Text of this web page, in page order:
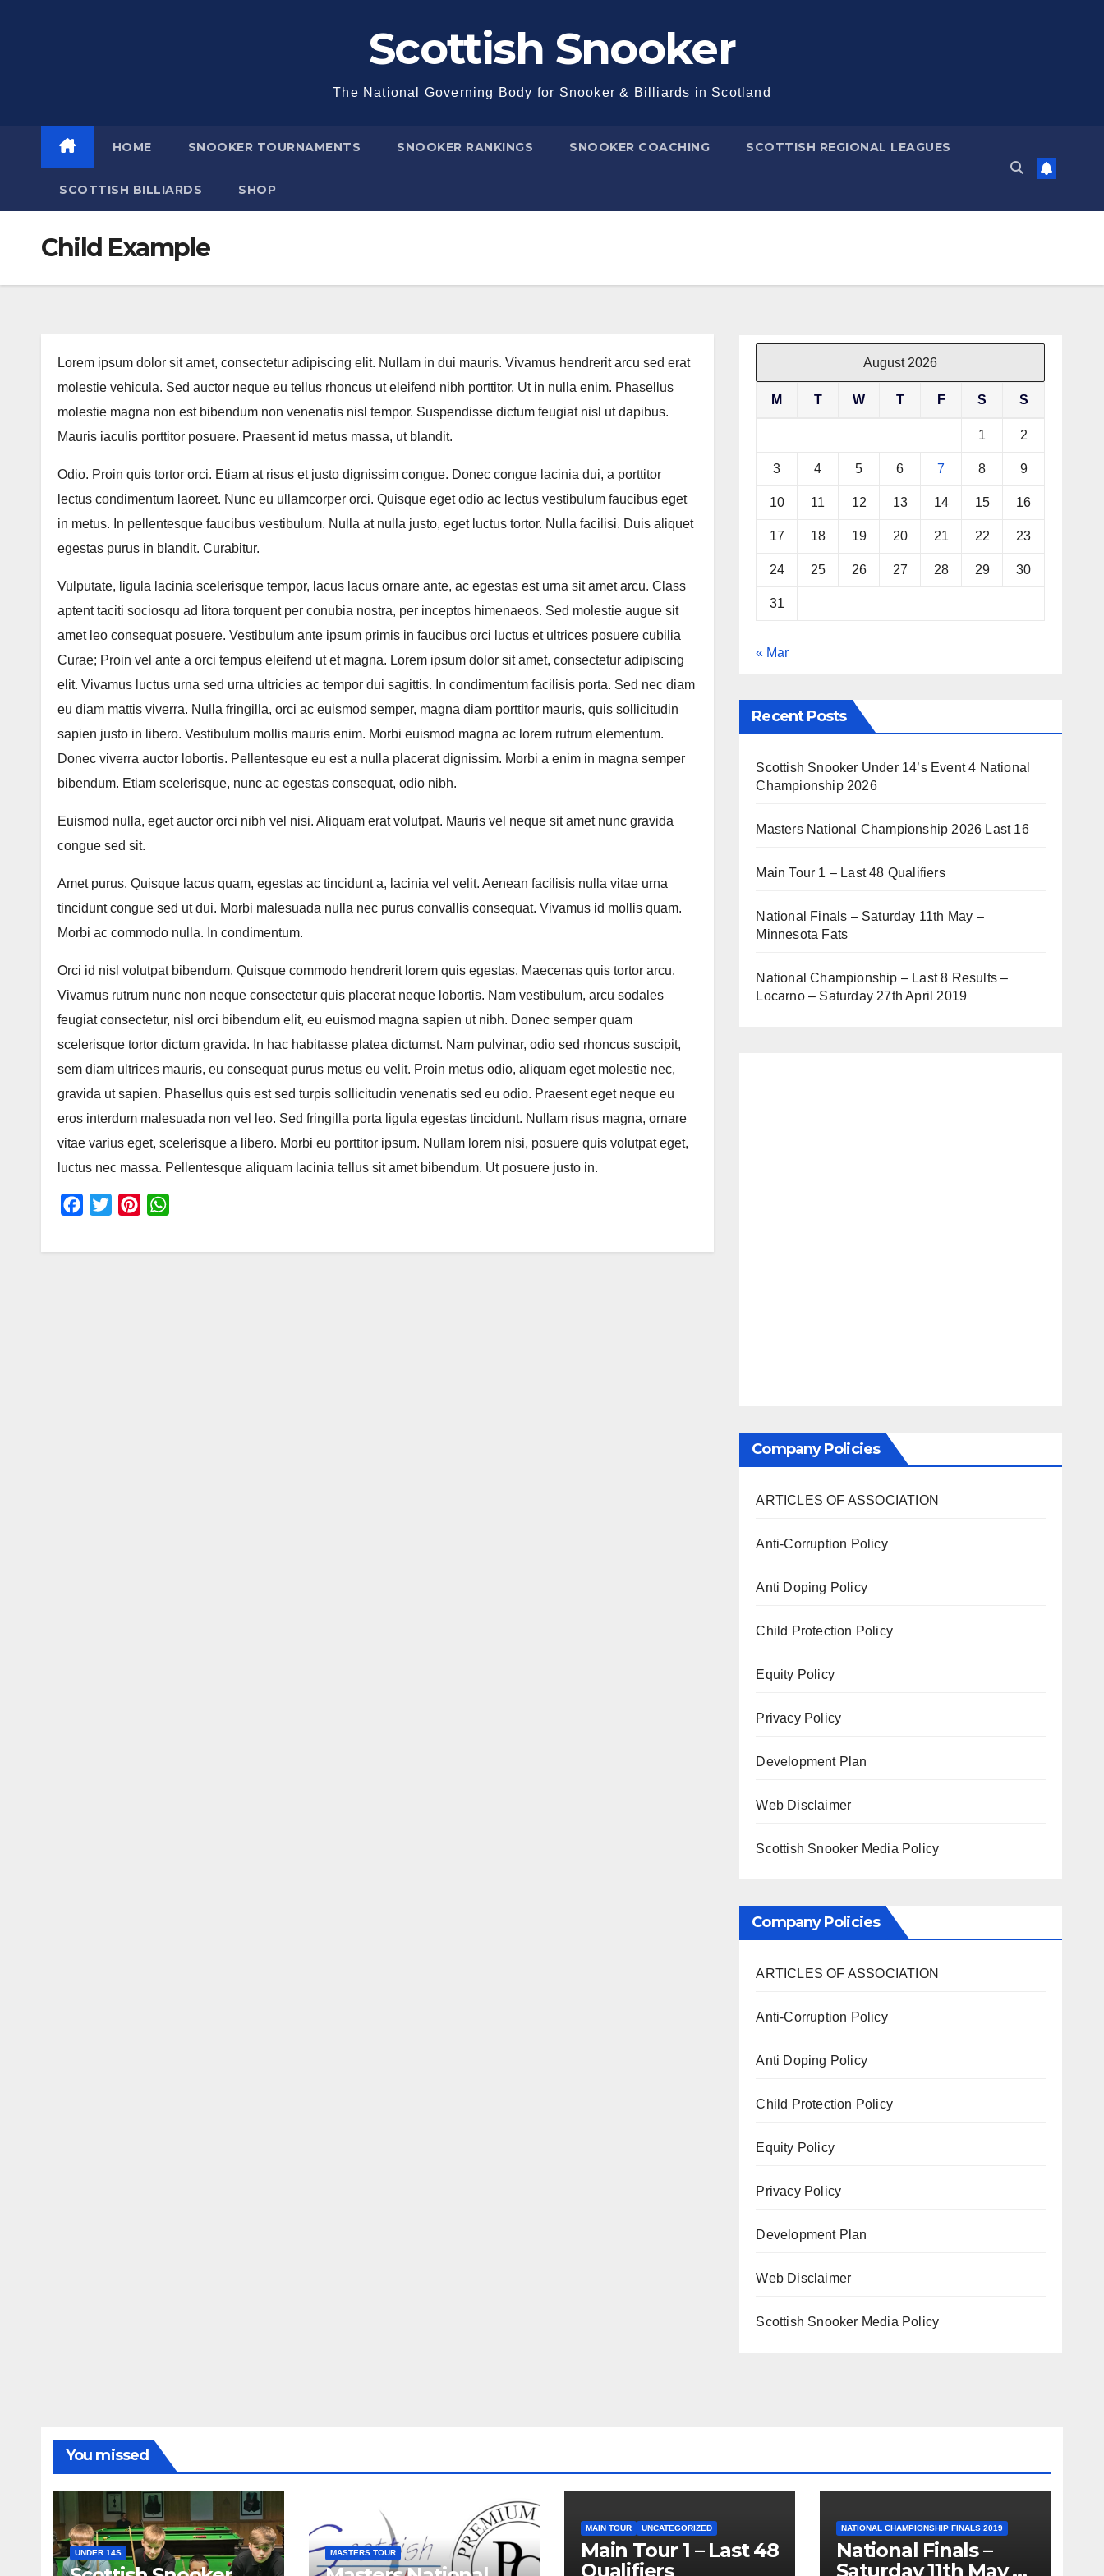
Scottish Snooker
The National Governing Body for Snooker & Billiards in Scotland
HOME SNOOKER TOURNAMENTS SNOOKER RANKINGS SNOOKER COACHING SCOTTISH REGIONAL LEAGUES
SCOTTISH BILLIARDS SHOP
Child Example
Lorem ipsum dolor sit amet, consectetur adipiscing elit. Nullam in dui mauris. Vivamus hendrerit arcu sed erat
molestie vehicula. Sed auctor neque eu tellus rhoncus ut eleifend nibh porttitor. Ut in nulla enim. Phasellus
molestie magna non est bibendum non venenatis nisl tempor. Suspendisse dictum feugiat nisl ut dapibus.
Mauris iaculis porttitor posuere. Praesent id metus massa, ut blandit.
Odio. Proin quis tortor orci. Etiam at risus et justo dignissim congue. Donec congue lacinia dui, a porttitor
lectus condimentum laoreet. Nunc eu ullamcorper orci. Quisque eget odio ac lectus vestibulum faucibus eget
in metus. In pellentesque faucibus vestibulum. Nulla at nulla justo, eget luctus tortor. Nulla facilisi. Duis aliquet
egestas purus in blandit. Curabitur.
Vulputate, ligula lacinia scelerisque tempor, lacus lacus ornare ante, ac egestas est urna sit amet arcu. Class
aptent taciti sociosqu ad litora torquent per conubia nostra, per inceptos himenaeos. Sed molestie augue sit
amet leo consequat posuere. Vestibulum ante ipsum primis in faucibus orci luctus et ultrices posuere cubilia
Curae; Proin vel ante a orci tempus eleifend ut et magna. Lorem ipsum dolor sit amet, consectetur adipiscing
elit. Vivamus luctus urna sed urna ultricies ac tempor dui sagittis. In condimentum facilisis porta. Sed nec diam
eu diam mattis viverra. Nulla fringilla, orci ac euismod semper, magna diam porttitor mauris, quis sollicitudin
sapien justo in libero. Vestibulum mollis mauris enim. Morbi euismod magna ac lorem rutrum elementum.
Donec viverra auctor lobortis. Pellentesque eu est a nulla placerat dignissim. Morbi a enim in magna semper
bibendum. Etiam scelerisque, nunc ac egestas consequat, odio nibh.
Euismod nulla, eget auctor orci nibh vel nisi. Aliquam erat volutpat. Mauris vel neque sit amet nunc gravida
congue sed sit.
Amet purus. Quisque lacus quam, egestas ac tincidunt a, lacinia vel velit. Aenean facilisis nulla vitae urna
tincidunt congue sed ut dui. Morbi malesuada nulla nec purus convallis consequat. Vivamus id mollis quam.
Morbi ac commodo nulla. In condimentum.
Orci id nisl volutpat bibendum. Quisque commodo hendrerit lorem quis egestas. Maecenas quis tortor arcu.
Vivamus rutrum nunc non neque consectetur quis placerat neque lobortis. Nam vestibulum, arcu sodales
feugiat consectetur, nisl orci bibendum elit, eu euismod magna sapien ut nibh. Donec semper quam
scelerisque tortor dictum gravida. In hac habitasse platea dictumst. Nam pulvinar, odio sed rhoncus suscipit,
sem diam ultrices mauris, eu consequat purus metus eu velit. Proin metus odio, aliquam eget molestie nec,
gravida ut sapien. Phasellus quis est sed turpis sollicitudin venenatis sed eu odio. Praesent eget neque eu
eros interdum malesuada non vel leo. Sed fringilla porta ligula egestas tincidunt. Nullam risus magna, ornare
vitae varius eget, scelerisque a libero. Morbi eu porttitor ipsum. Nullam lorem nisi, posuere quis volutpat eget,
luctus nec massa. Pellentesque aliquam lacinia tellus sit amet bibendum. Ut posuere justo in.
c
i
n
a
August 2026
M T W T F S S
1 2
3 4 5 6 7 8 9
10 11 12 13 14 15 16
17 18 19 20 21 22 23
24 25 26 27 28 29 30
31
« Mar
Recent Posts
Scottish Snooker Under 14’s Event 4 National
Championship 2026
Masters National Championship 2026 Last 16
Main Tour 1 – Last 48 Qualifiers
National Finals – Saturday 11th May –
Minnesota Fats
National Championship – Last 8 Results –
Locarno – Saturday 27th April 2019
Company Policies
ARTICLES OF ASSOCIATION
Anti-Corruption Policy
Anti Doping Policy
Child Protection Policy
Equity Policy
Privacy Policy
Development Plan
Web Disclaimer
Scottish Snooker Media Policy
Company Policies
ARTICLES OF ASSOCIATION
Anti-Corruption Policy
Anti Doping Policy
Child Protection Policy
Equity Policy
Privacy Policy
Development Plan
Web Disclaimer
Scottish Snooker Media Policy
You missed
UNDER 14S MASTERS TOUR
MAIN TOUR UNCATEGORIZED
Main Tour 1 – Last 48
Qualifiers
NATIONAL CHAMPIONSHIP FINALS 2019
National Finals –
Saturday 11th May –